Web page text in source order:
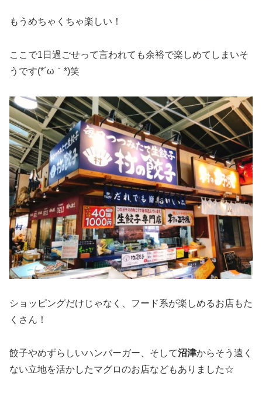
もうめちゃくちゃ楽しい！
ここで1日過ごせって言われても余裕で楽しめてしまいそ
うです(*´ω｀*)笑
ショッピングだけじゃなく、フード系が楽しめるお店もた
くさん！
餃子やめずらしいハンバーガー、そして沼津からそう遠く
ない立地を活かしたマグロのお店などもありました☆